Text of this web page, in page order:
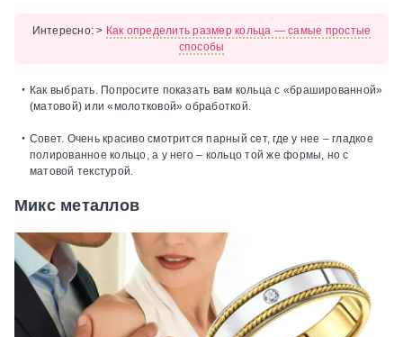
Интересно: > Как определить размер кольца — самые простые
способы
Как выбрать.Попросите показать вам кольца с «брашированной»
(матовой) или «молотковой» обработкой.
Совет. Очень красиво смотрится парный сет, где у нее – гладкое
полированное кольцо, а у него – кольцо той же формы, но с
матовой текстурой.
Микс металлов